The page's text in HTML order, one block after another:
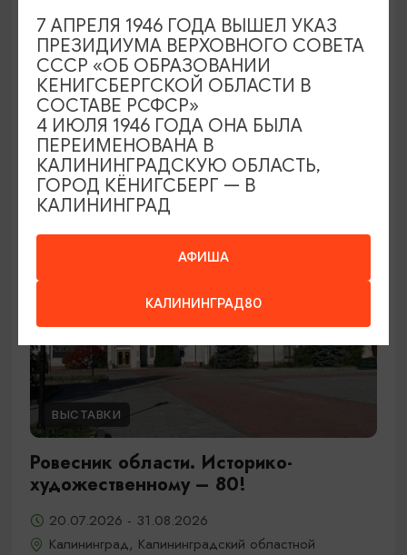
Семейный клуб выходного дня в
Морском выставочном центре
19.07.2026 - 30.08.2026, СБ 12:00, 13:00
Светлогорск, Морской выставочный центр г.
Светлогорск
ВЫСТАВКИ
Ровесник области. Историко-
художественному – 80!
20.07.2026 - 31.08.2026
Калининград, Калининградский областной
АФИША
КАЛИНИНГРАД80
7 АПРЕЛЯ 1946 ГОДА ВЫШЕЛ УКАЗ
ПРЕЗИДИУМА ВЕРХОВНОГО СОВЕТА
СССР «ОБ ОБРАЗОВАНИИ
КЕНИГСБЕРГСКОЙ ОБЛАСТИ В
СОСТАВЕ РСФСР»
4 ИЮЛЯ 1946 ГОДА ОНА БЫЛА
ПЕРЕИМЕНОВАНА В
КАЛИНИНГРАДСКУЮ ОБЛАСТЬ,
ГОРОД КЁНИГСБЕРГ — В
КАЛИНИНГРАД